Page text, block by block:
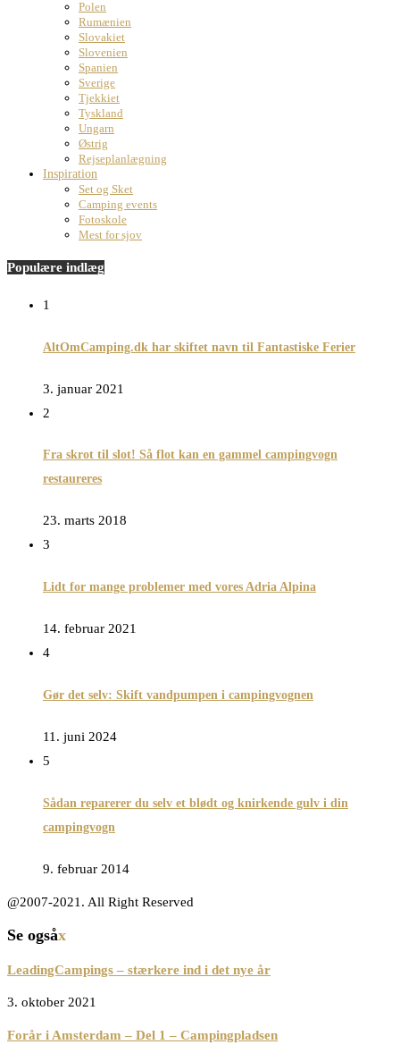
Polen
Rumænien
Slovakiet
Slovenien
Spanien
Sverige
Tjekkiet
Tyskland
Ungarn
Østrig
Rejseplanlægning
Inspiration
Set og Sket
Camping events
Fotoskole
Mest for sjov
Populære indlæg
1
AltOmCamping.dk har skiftet navn til Fantastiske Ferier
3. januar 2021
2
Fra skrot til slot! Så flot kan en gammel campingvogn
restaureres
23. marts 2018
3
Lidt for mange problemer med vores Adria Alpina
14. februar 2021
4
Gør det selv: Skift vandpumpen i campingvognen
11. juni 2024
5
Sådan reparerer du selv et blødt og knirkende gulv i din
campingvogn
9. februar 2014
@2007-2021. All Right Reserved
Se ogsåx
LeadingCampings – stærkere ind i det nye år
3. oktober 2021
Forår i Amsterdam – Del 1 – Campingpladsen